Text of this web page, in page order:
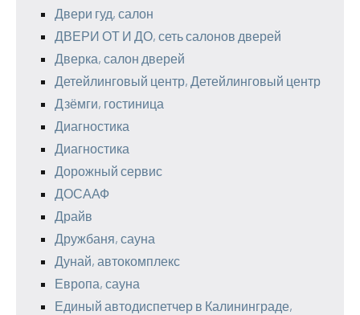
Двери гуд, салон
ДВЕРИ ОТ И ДО, сеть салонов дверей
Дверка, салон дверей
Детейлинговый центр, Детейлинговый центр
Дзёмги, гостиница
Диагностика
Диагностика
Дорожный сервис
ДОСААФ
Драйв
Дружбаня, сауна
Дунай, автокомплекс
Европа, сауна
Единый автодиспетчер в Калининграде,